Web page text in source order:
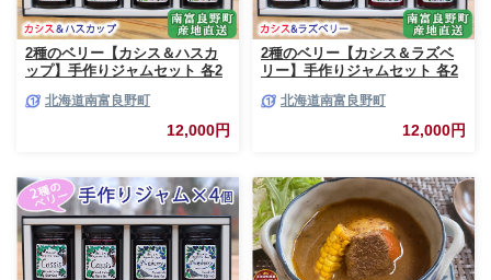
2種のベリー【カシス＆ハスカ
ップ】手作りジャムセット 各2
シス ハスカップ ソース 果実 て
んさい糖 無農薬 ポリフェノー
北海道南富良野町
12,000円
2種のベリー【カシス＆ラズベ
リー】手作りジャムセット 各2
リー カシス ラズベリー ソース
果実 てんさい糖 無農薬
北海道南富良野町
12,000円